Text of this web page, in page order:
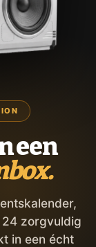
een
24 zorgvuldig
in een écht